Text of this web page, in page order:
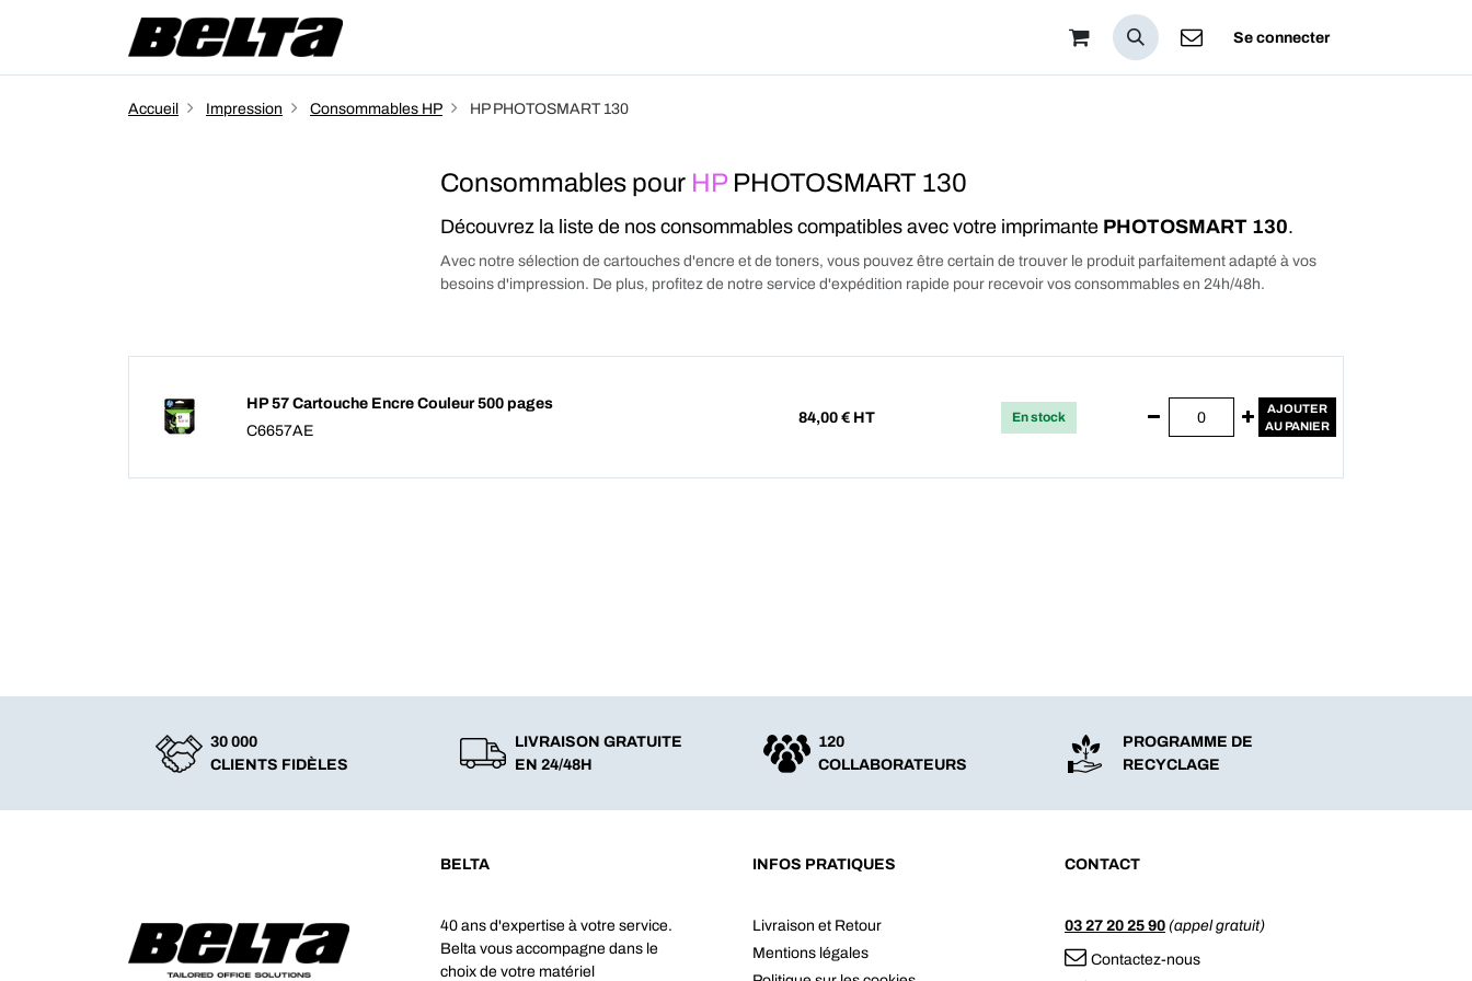
Se connecter
Accueil Impression Consommables HP HP PHOTOSMART 130
Consommables pour HP PHOTOSMART 130
Découvrez la liste de nos consommables compatibles avec votre imprimante PHOTOSMART 130.
Avec notre sélection de cartouches d'encre et de toners, vous pouvez être certain de trouver le produit parfaitement adapté à vos
besoins d'impression. De plus, profitez de notre service d'expédition rapide pour recevoir vos consommables en 24h/48h.
HP 57 Cartouche Encre Couleur 500 pages
C6657AE
84,00 € HT En stock
AJOUTER
AU PANIER
30 000
CLIENTS FIDÈLES
LIVRAISON GRATUITE
EN 24/48H
120
COLLABORATEURS
PROGRAMME DE
RECYCLAGE
BELTA
40 ans d'expertise à votre service.
Belta vous accompagne dans le
choix de votre matériel
INFOS PRATIQUES
Livraison et Retour
Mentions légales
CONTACT
03 27 20 25 90 (appel gratuit)
Contactez-nous